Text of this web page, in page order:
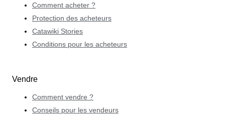
Comment acheter ?
Protection des acheteurs
Catawiki Stories
Conditions pour les acheteurs
Vendre
Comment vendre ?
Conseils pour les vendeurs